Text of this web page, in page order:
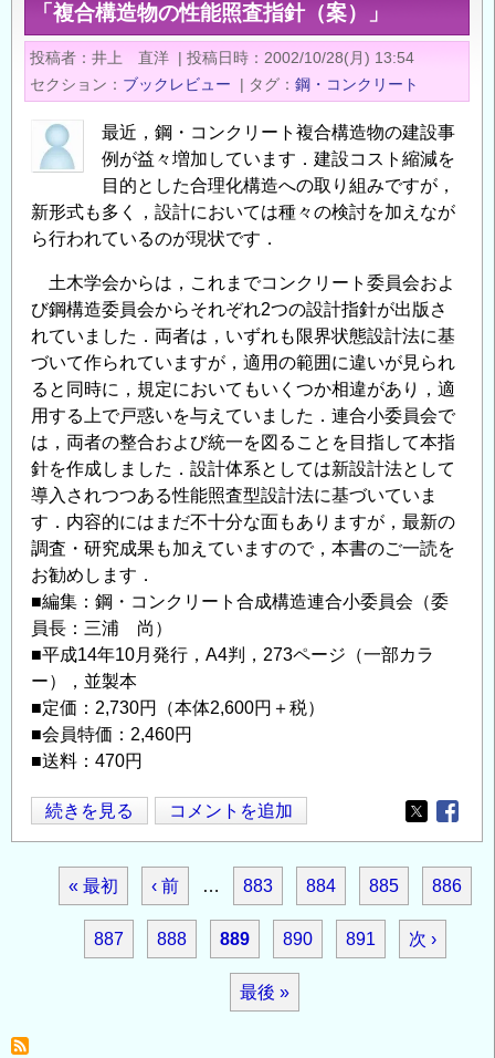
術
振
事
業
団
技
術
向
け
学
シ
テ
ム
の
「複合構造物の性能照査指針（案）」
投稿者 井上 直洋 | 投稿日時
2002/10/28(月) 13:54
セクション
ブックレビュー | タグ 鋼・コンクリート
最近，鋼・コンクリート複合構造物の建設事
例が益々増加しています．建設コスト縮減を
目的とした合理化構造への取り組みですが，
新形式も多く，設計においては種々の検討を加えなが
ら行われているのが現状です．
土木学会からは，これまでコンクリート委員会およ
び鋼構造委員会からそれぞれ2つの設計指針が出版さ
れていました．両者は，いずれも限界状態設計法に基
づいて作られていますが，適用の範囲に違いが見られ
ると同時に，規定においてもいくつか相違があり，適
用する上で戸惑いを与えていました．連合小委員会で
は，両者の整合および統一を図ることを目指して本指
針を作成しました．設計体系としては新設計法として
導入されつつある性能照査型設計法に基づいていま
す．内容的にはまだ不十分な面もありますが，最新の
調査・研究成果も加えていますので，本書のご一読を
お勧めします．
■編集：鋼・コンクリート合成構造連合小委員会（委
員長：三浦 尚）
■平成14年10月発行，A4判，273ページ（一部カラ
ー），並製本
■定価：2,730円（本体2,600円＋税）
■会員特価：2,460円
■送料：470円
「複
合
構
続きを見る コメントを追加
Opens in
先
« 最初 前
ペ
‹ 前 … ペ
ー
ジ
883 ペ
ー
884 ペ
ー
885 ペ
886
ペ
887 ペ
888 カ
889 ペ
890 ペ
891 次
次 ›
最
最後 »